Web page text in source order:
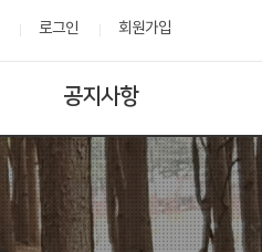
로그인 회원가입
공지사항